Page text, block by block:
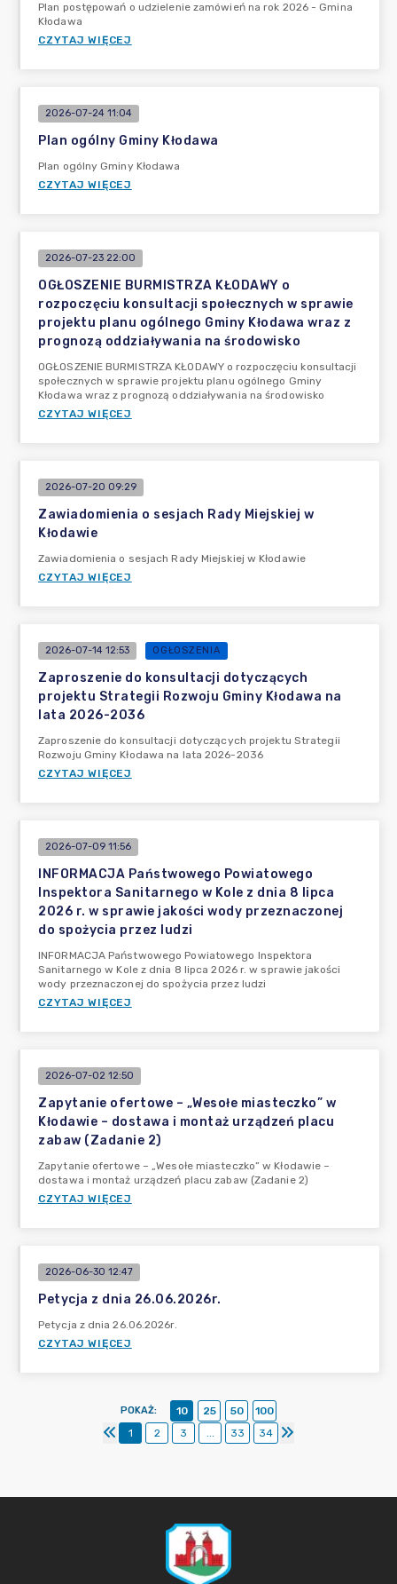
Plan postępowań o udzielenie zamówień na rok 2026 - Gmina
Kłodawa
CZYTAJ WIĘCEJ
2026-07-24 11:04
Plan ogólny Gminy Kłodawa
Plan ogólny Gminy Kłodawa
CZYTAJ WIĘCEJ
2026-07-23 22:00
OGŁOSZENIE BURMISTRZA KŁODAWY o
rozpoczęciu konsultacji społecznych w sprawie
projektu planu ogólnego Gminy Kłodawa wraz z
prognozą oddziaływania na środowisko
OGŁOSZENIE BURMISTRZA KŁODAWY o rozpoczęciu konsultacji
społecznych w sprawie projektu planu ogólnego Gminy
Kłodawa wraz z prognozą oddziaływania na środowisko
CZYTAJ WIĘCEJ
2026-07-20 09:29
Zawiadomienia o sesjach Rady Miejskiej w
Kłodawie
Zawiadomienia o sesjach Rady Miejskiej w Kłodawie
CZYTAJ WIĘCEJ
2026-07-14 12:53 OGŁOSZENIA
Zaproszenie do konsultacji dotyczących
projektu Strategii Rozwoju Gminy Kłodawa na
lata 2026-2036
Zaproszenie do konsultacji dotyczących projektu Strategii
Rozwoju Gminy Kłodawa na lata 2026-2036
CZYTAJ WIĘCEJ
2026-07-09 11:56
INFORMACJA Państwowego Powiatowego
Inspektora Sanitarnego w Kole z dnia 8 lipca
2026 r. w sprawie jakości wody przeznaczonej
do spożycia przez ludzi
INFORMACJA Państwowego Powiatowego Inspektora
Sanitarnego w Kole z dnia 8 lipca 2026 r. w sprawie jakości
wody przeznaczonej do spożycia przez ludzi
CZYTAJ WIĘCEJ
2026-07-02 12:50
Zapytanie ofertowe – „Wesołe miasteczko” w
Kłodawie – dostawa i montaż urządzeń placu
zabaw (Zadanie 2)
Zapytanie ofertowe – „Wesołe miasteczko” w Kłodawie –
dostawa i montaż urządzeń placu zabaw (Zadanie 2)
CZYTAJ WIĘCEJ
2026-06-30 12:47
Petycja z dnia 26.06.2026r.
Petycja z dnia 26.06.2026r.
CZYTAJ WIĘCEJ
POKAŻ: 10 25 50
100
1
2 3 ... 33 34